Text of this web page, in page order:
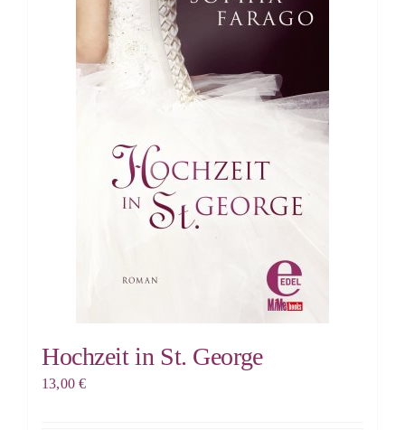
Hochzeit in St. George
13,00€